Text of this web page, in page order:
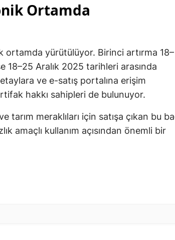
Ortamda
ortamda yürütülüyor. Birinci artırma 18–
18–25 Aralık 2025 tarihleri arasında
ve e-satış portalına erişim
hakkı sahipleri de bulunuyor.
tarım meraklıları için satışa çıkan bu
amaçlı kullanım açısından önemli bir